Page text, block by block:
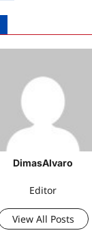
DimasAlvaro
Editor
View All Posts